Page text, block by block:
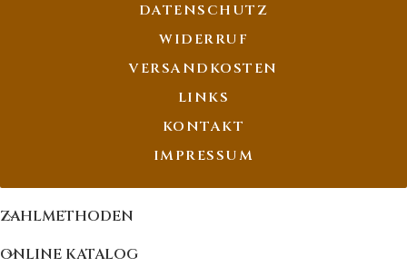
DATENSCHUTZ
WIDERRUF
VERSANDKOSTEN
LINKS
KONTAKT
IMPRESSUM
ZAHLMETHODEN
ONLINE KATALOG